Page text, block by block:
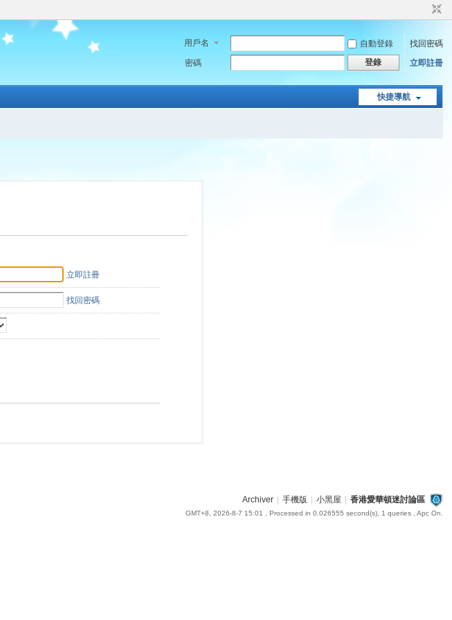
用戶名 自動登錄
找回密碼
密碼
登錄 立即註冊
快捷導航
立即註冊
找回密碼
Archiver 手機版 小黑屋 香港愛華頓迷討論區
GMT+8, 2026-8-7 15:01 , Processed in 0.026555 second(s), 1 queries , Apc On.